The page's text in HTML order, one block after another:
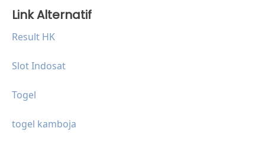
Link Alternatif
Result HK
Slot Indosat
Togel
togel kamboja